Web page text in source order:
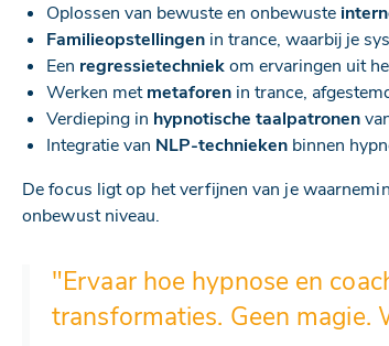
Oplossen van bewuste en onbewuste
Familieopstellingen in trance, waarbij je
Een regressietechniekom ervaringen uit
Werken metmetaforen in trance,
Verdieping in hypnotische taalpatronen
Integratie van NLP-technieken binnen
De focus ligt op het verfijnen van je
onbewust niveau.
"Ervaar hoe hypnose en
transformaties. Geen magie.